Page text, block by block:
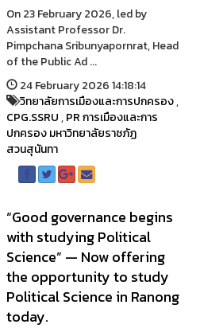
On 23 February 2026, led by
Assistant Professor Dr.
Pimpchana Sribunyapornrat, Head
of the Public Ad ...
24 February 2026 14:18:14
วิทยาลัยการเมืองและการปกครอง,
CPG.SSRU,PR การเมืองและการ
ปกครอง มหาวิทยาลัยราชภัฏ
สวนสุนันทา
“Good governance begins
with studying Political
Science” — Now offering
the opportunity to study
Political Science in Ranong
today.